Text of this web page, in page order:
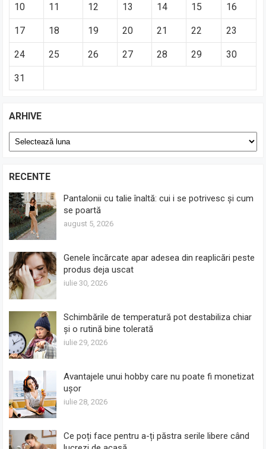
10 11 12 13 14 15 16
17 18 19 20 21 22 23
24 25 26 27 28 29 30
31
ARHIVE
Arhive
RECENTE
Pantalonii cu talie înaltă: cui i se potrivesc și cum
se poartă
august 5, 2026
Genele încărcate apar adesea din reaplicări peste
produs deja uscat
iulie 30, 2026
Schimbările de temperatură pot destabiliza chiar
și o rutină bine tolerată
iulie 29, 2026
Avantajele unui hobby care nu poate fi monetizat
ușor
iulie 28, 2026
Ce poți face pentru a-ți păstra serile libere când